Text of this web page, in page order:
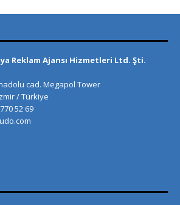
Reklam Ajansı Hizmetleri Ltd. Şti.
cad. Megapol Tower
/ Türkiye
52 69